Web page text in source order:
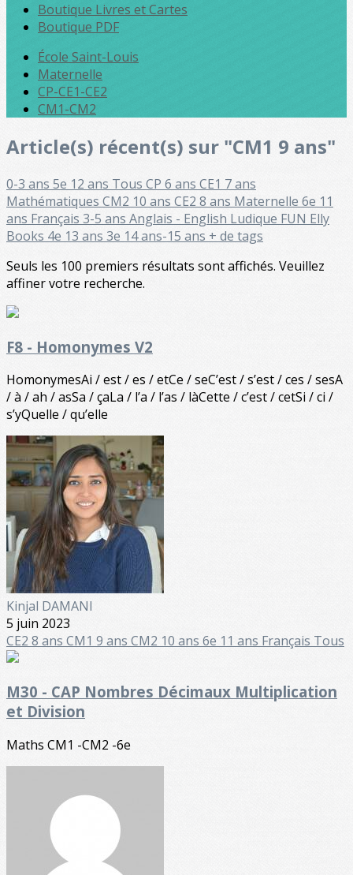
Boutique Livres et Cartes
Boutique PDF
École Saint-Louis
Maternelle
CP-CE1-CE2
CM1-CM2
Article(s) récent(s) sur "CM1 9 ans"
0-3 ans 5e 12 ans Tous CP 6 ans CE1 7 ans
Mathématiques CM2 10 ans CE2 8 ans Maternelle 6e 11
ans Français 3-5 ans Anglais - English Ludique FUN Elly
Books 4e 13 ans 3e 14 ans-15 ans + de tags
Seuls les 100 premiers résultats sont affichés. Veuillez
affiner votre recherche.
F8 - Homonymes V2
HomonymesAi / est / es / etCe / seC’est / s’est / ces / sesA
/ à / ah / asSa / çaLa / l’a / l’as / làCette / c’est / cetSi / ci /
s’yQuelle / qu’elle
Kinjal DAMANI
5 juin 2023
CE2 8 ans CM1 9 ans CM2 10 ans 6e 11 ans Français Tous
M30 - CAP Nombres Décimaux Multiplication
et Division
Maths CM1 -CM2 -6e